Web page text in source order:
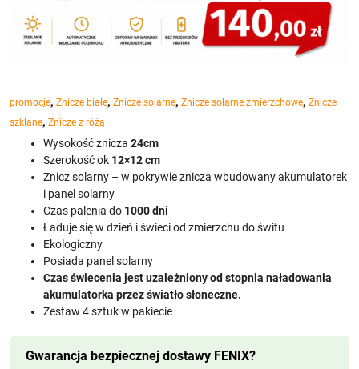
promocje, Znicze białe, Znicze solarne, Znicze solarne zmierzchowe, Znicze
szklane, Znicze z różą
Wysokość znicza 24cm
Szerokość ok 12×12 cm
Znicz solarny – w pokrywie znicza wbudowany akumulatorek
i panel solarny
Czas palenia do 1000 dni
Ładuje się w dzień i świeci od zmierzchu do świtu
Ekologiczny
Posiada panel solarny
Czas świecenia jest uzależniony od stopnia naładowania
akumulatorka przez światło słoneczne.
Zestaw 4 sztuk w pakiecie
Gwarancja bezpiecznej dostawy FENIX?